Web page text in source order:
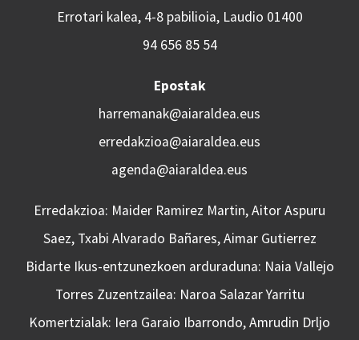
Errotari kalea, 4-8 pabilioia, Laudio 01400
94 656 85 54
Epostak
harremanak@aiaraldea.eus
erredakzioa@aiaraldea.eus
agenda@aiaraldea.eus
Erredakzioa: Maider Ramirez Martin, Aitor Aspuru
Saez, Txabi Alvarado Bañares, Aimar Gutierrez
Bidarte Ikus-entzunezkoen arduraduna: Naia Vallejo
Torres Zuzentzailea: Naroa Salazar Yarritu
Komertzialak: Iera Garaio Ibarrondo, Amrudin Drljo